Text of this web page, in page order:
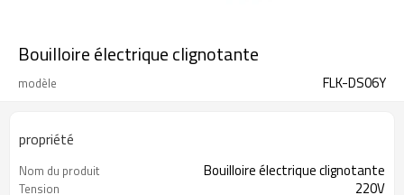
Bouilloire électrique clignotante
modèle FLK-DS06Y
propriété
Nom du produit Bouilloire électrique clignotante
Tension 220V